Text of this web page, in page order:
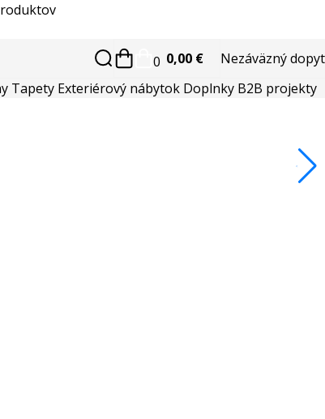
0 0,00 €
Nezáväzný dopyt
Tapety Exteriérový nábytok Doplnky B2B projekty